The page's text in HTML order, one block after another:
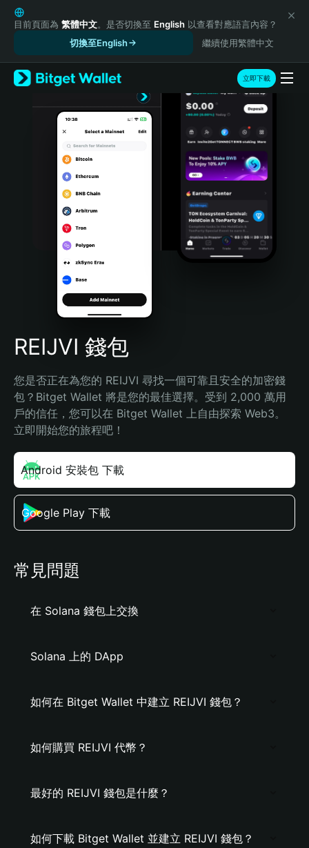
English
日本語
Русский
Español (Latinoamérica)
Türkçe
Português (Portugal)
Bahasa Indonesia
Português (Brasil)
Español (Argentina)
目前頁面為 繁體中文。是否切換至 English 以查看對應語言內容？
切換至English
繼續使用繁體中文
立即下載
REIJVI 錢包
您是否正在為您的 REIJVI 尋找一個可靠且安全的加密錢
包？Bitget Wallet 將是您的最佳選擇。受到 2,000 萬用
戶的信任，您可以在 Bitget Wallet 上自由探索 Web3。
立即開始您的旅程吧！
Android 安裝包 下載
Google Play 下載
常見問題
在 Solana 錢包上交換
Solana 上的 DApp
如何在 Bitget Wallet 中建立 REIJVI 錢包？
如何購買 REIJVI 代幣？
最好的 REIJVI 錢包是什麼？
如何下載 Bitget Wallet 並建立 REIJVI 錢包？